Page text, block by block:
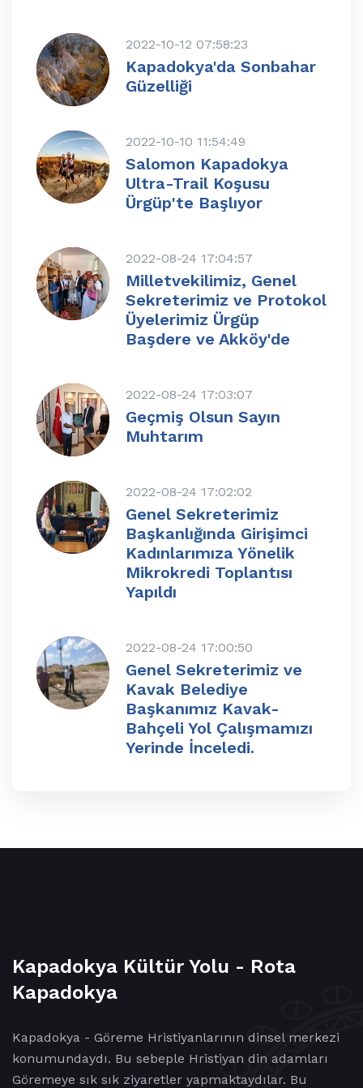
2022-10-12 07:58:23
Kapadokya'da Sonbahar
Güzelliği
2022-10-10 11:54:49
Salomon Kapadokya
Ultra-Trail Koşusu
Ürgüp'te Başlıyor
2022-08-24 17:04:57
Milletvekilimiz, Genel
Sekreterimiz ve Protokol
Üyelerimiz Ürgüp
Başdere ve Akköy'de
2022-08-24 17:03:07
Geçmiş Olsun Sayın
Muhtarım
2022-08-24 17:02:02
Genel Sekreterimiz
Başkanlığında Girişimci
Kadınlarımıza Yönelik
Mikrokredi Toplantısı
Yapıldı
2022-08-24 17:00:50
Genel Sekreterimiz ve
Kavak Belediye
Başkanımız Kavak-
Bahçeli Yol Çalışmamızı
Yerinde İnceledi.
Kapadokya Kültür Yolu - Rota
Kapadokya
Kapadokya - Göreme Hristiyanlarının dinsel merkezi
konumundaydı. Bu sebeple Hristiyan din adamları
Göremeye sık sık ziyaretler yapmaktaydılar. Bu